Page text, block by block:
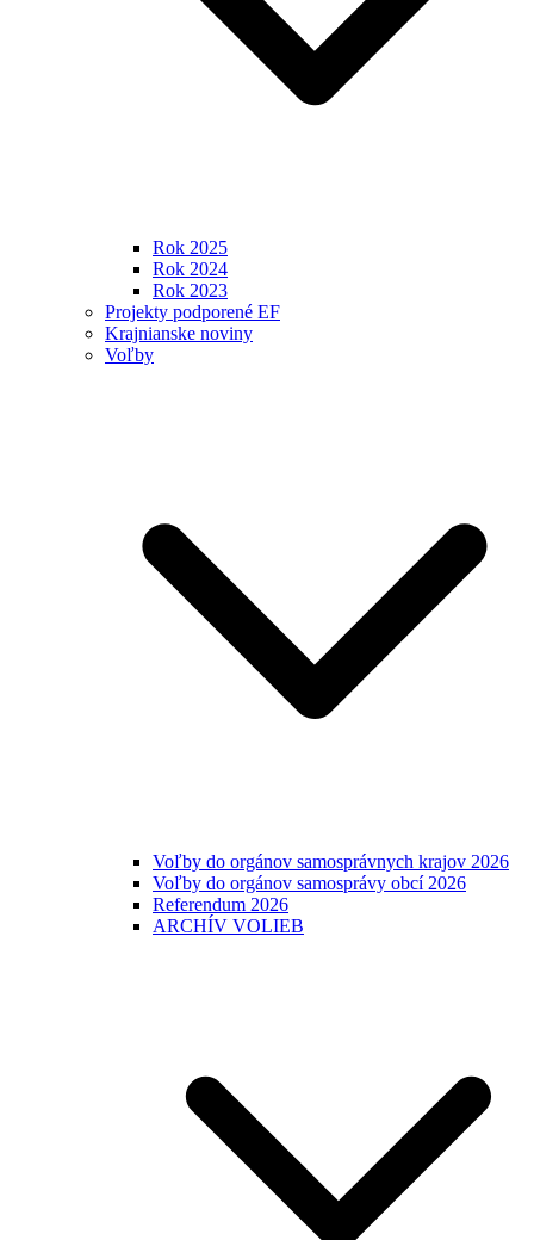
Rok 2025
Rok 2024
Rok 2023
Projekty podporené EF
Krajnianske noviny
Voľby
Voľby do orgánov samosprávnych krajov 2026
Voľby do orgánov samosprávy obcí 2026
Referendum 2026
ARCHÍV VOLIEB